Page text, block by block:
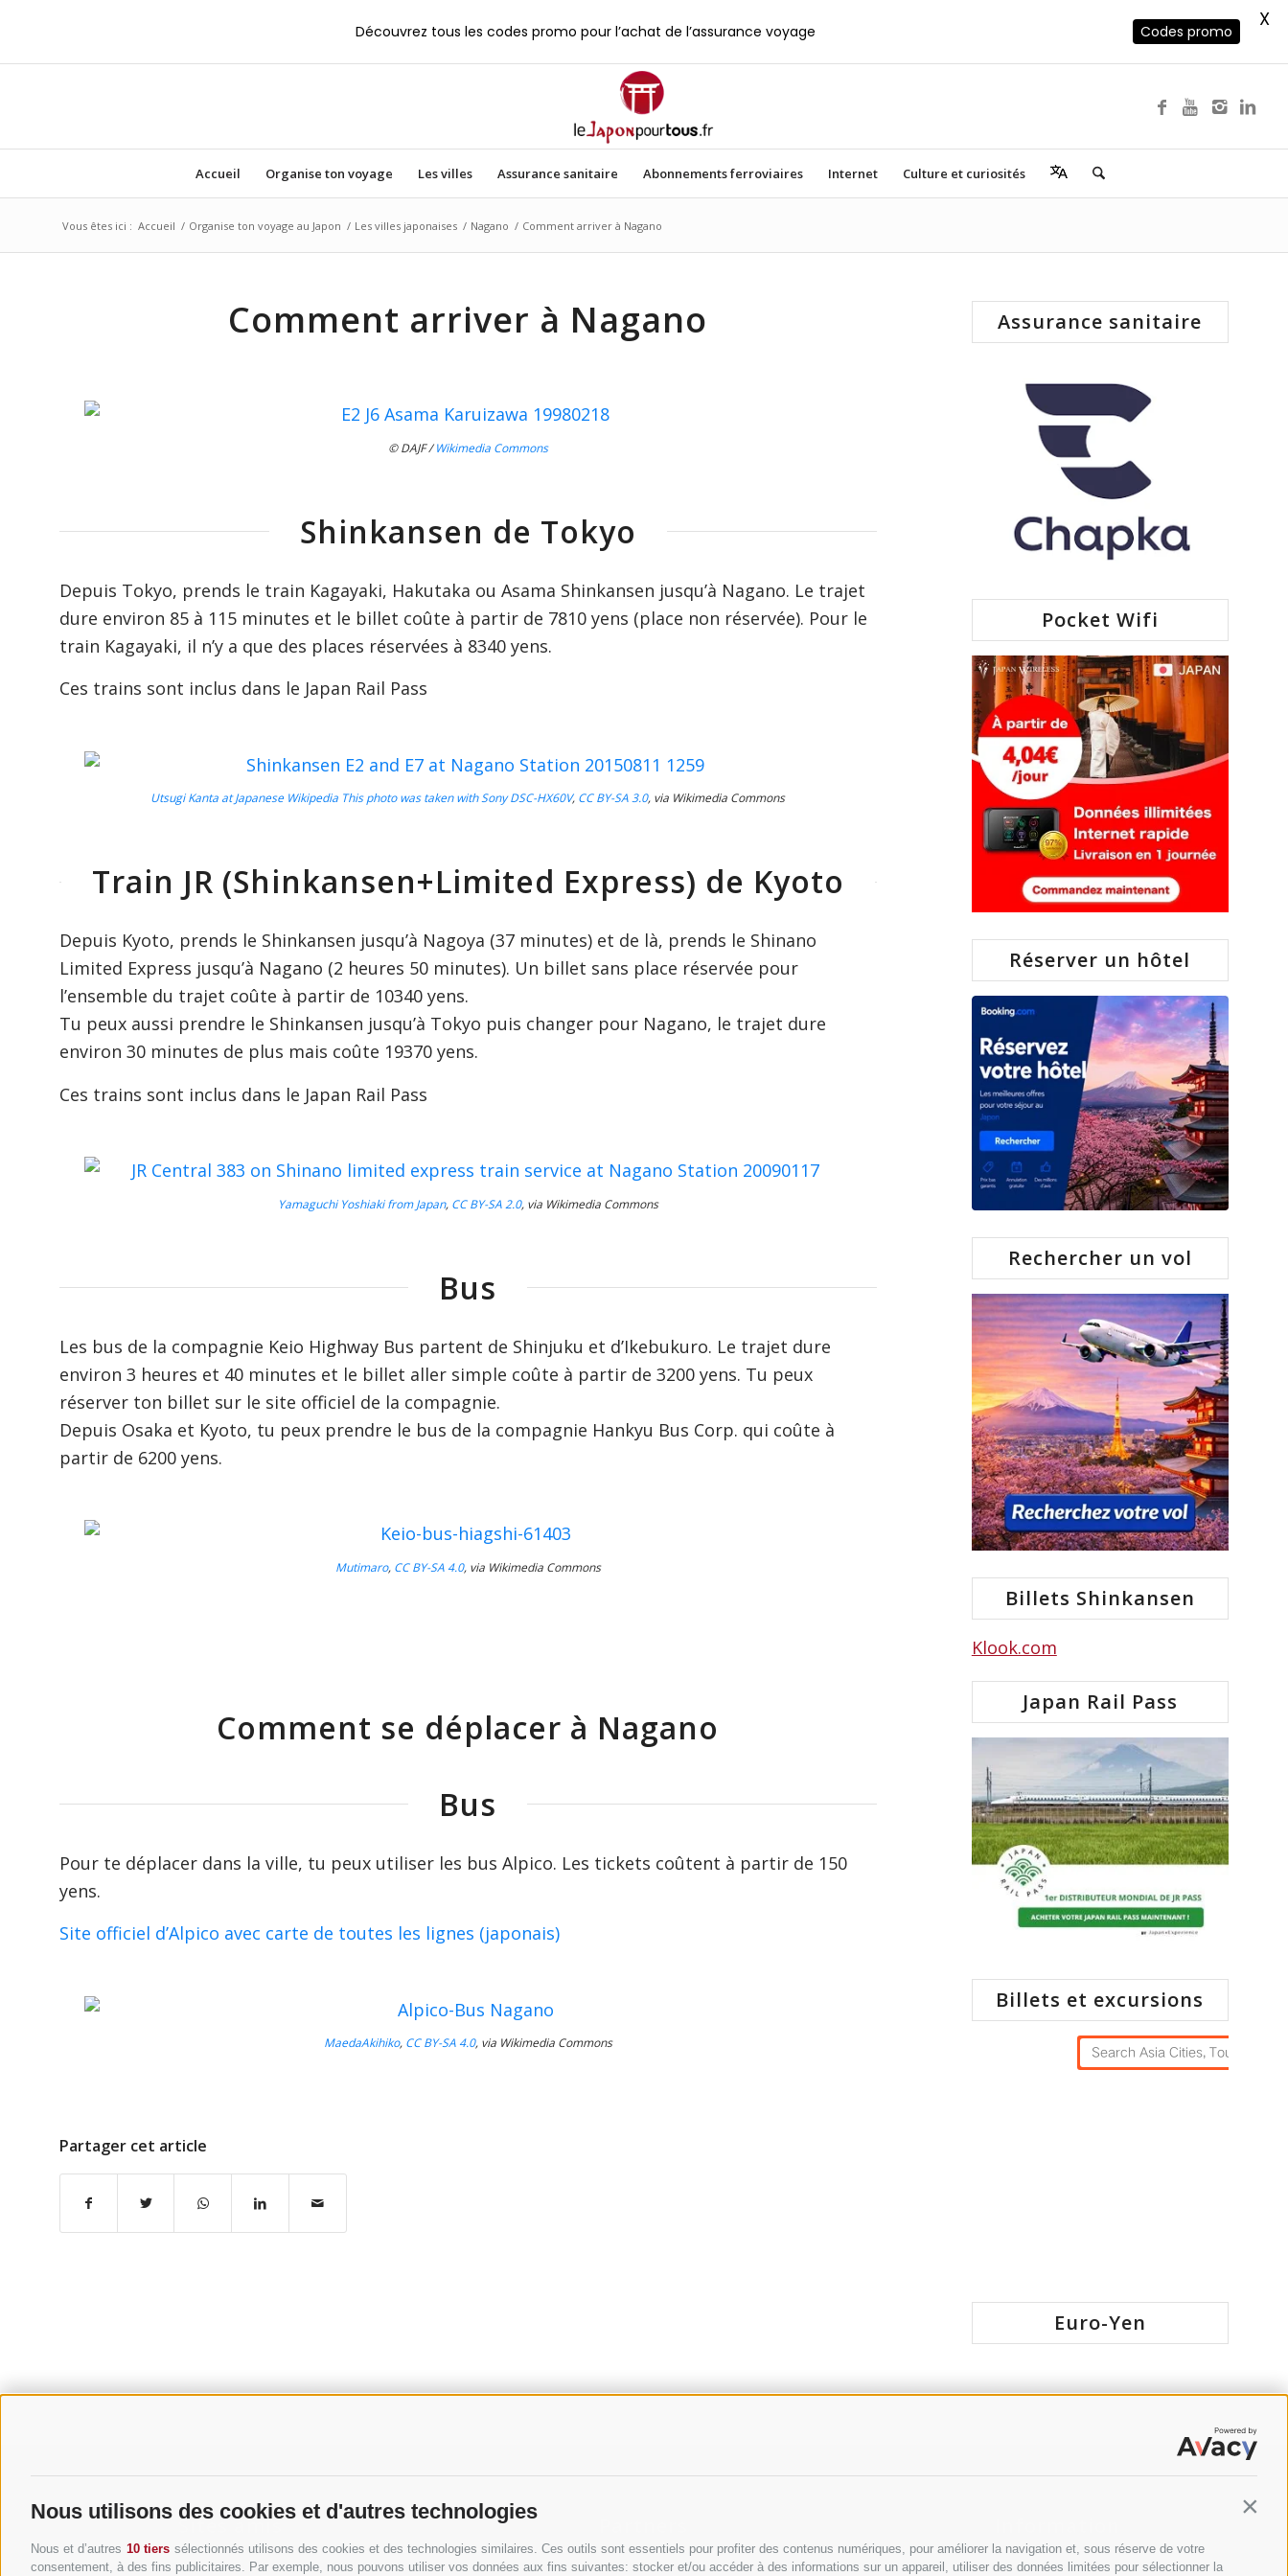
Nous utilisons des cookies et d'autres technologies
Nous et d’autres 10 tiers sélectionnés utilisons des cookies et des technologies similaires. Ces outils sont essentiels pour profiter des contenus numériques, pour améliorer la navigation et, sous réserve de votre
consentement, à des fins publicitaires. Par exemple, nous pouvons utiliser vos données aux fins suivantes: stocker et/ou accéder à des informations sur un appareil, utiliser des données limitées pour sélectionner la
Accueil Organise ton voyage Les villes Assurance sanitaire Abonnements ferroviaires Internet Culture et curiosités
Vous êtes ici : Accueil / Organise ton voyage au Japon / Les villes japonaises / Nagano / Comment arriver à Nagano
Comment arriver à Nagano
© DAJF /Wikimedia Commons
Shinkansen de Tokyo
Depuis Tokyo, prends le train Kagayaki, Hakutaka ou Asama Shinkansen jusqu’à Nagano. Le trajet
dure environ 85 à 115 minutes et le billet coûte à partir de 7810 yens (place non réservée). Pour le
train Kagayaki, il n’y a que des places réservées à 8340 yens.
Ces trains sont inclus dans le Japan Rail Pass
Utsugi Kanta at Japanese Wikipedia This photo was taken with Sony DSC-HX60V, CC BY-SA 3.0, via Wikimedia Commons
Train JR (Shinkansen+Limited Express) de Kyoto
Depuis Kyoto, prends le Shinkansen jusqu’à Nagoya (37 minutes) et de là, prends le Shinano
Limited Express jusqu’à Nagano (2 heures 50 minutes). Un billet sans place réservée pour
l’ensemble du trajet coûte à partir de 10340 yens.
Tu peux aussi prendre le Shinkansen jusqu’à Tokyo puis changer pour Nagano, le trajet dure
environ 30 minutes de plus mais coûte 19370 yens.
Ces trains sont inclus dans le Japan Rail Pass
Yamaguchi Yoshiaki from Japan, CC BY-SA 2.0, via Wikimedia Commons
Bus
Les bus de la compagnie Keio Highway Bus partent de Shinjuku et d’Ikebukuro. Le trajet dure
environ 3 heures et 40 minutes et le billet aller simple coûte à partir de 3200 yens. Tu peux
réserver ton billet sur le site officiel de la compagnie.
Depuis Osaka et Kyoto, tu peux prendre le bus de la compagnie Hankyu Bus Corp. qui coûte à
partir de 6200 yens.
Mutimaro, CC BY-SA 4.0, via Wikimedia Commons
Comment se déplacer à Nagano
Bus
Pour te déplacer dans la ville, tu peux utiliser les bus Alpico. Les tickets coûtent à partir de 150
yens.
Site officiel d’Alpico avec carte de toutes les lignes (japonais)
MaedaAkihiko, CC BY-SA 4.0, via Wikimedia Commons
Partager cet article
Assurance sanitaire
Pocket Wifi
Réserver un hôtel
Rechercher un vol
Billets Shinkansen
Klook.com
Japan Rail Pass
Billets et excursions
Euro-Yen
Sites amis
Découvrez tous les codes promo pour l’achat de l’assurance voyage Codes promo
X